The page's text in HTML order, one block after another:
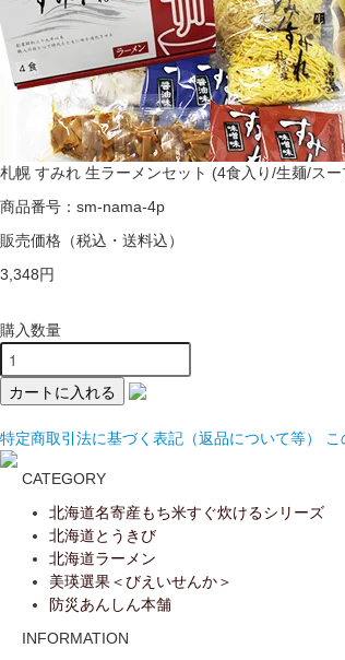
札幌 すみれ 生ラーメンセット (4食入り/生麺/ス
商品番号：sm-nama-4p
販売価格 （税込・送料込）
3,348円
購入数量
特定商取引法に基づく表記（返品について等）
CATEGORY
北海道名寄産もち米すぐ炊けるシリーズ
北海道とうきび
北海道ラーメン
美瑛選果＜びえいせんか＞
防災あんしん本舗
INFORMATION